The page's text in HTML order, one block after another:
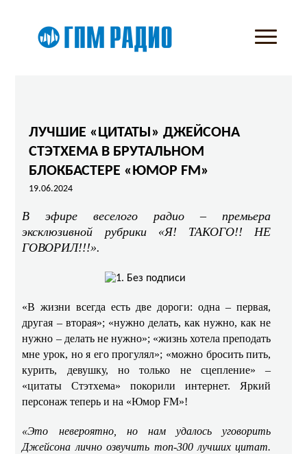
ЛУЧШИЕ «ЦИТАТЫ» ДЖЕЙСОНА
СТЭТХЕМА В БРУТАЛЬНОМ
БЛОКБАСТЕРЕ «ЮМОР FM»
19.06.2024
В эфире веселого радио – премьера
эксклюзивной рубрики «Я! ТАКОГО!! НЕ
ГОВОРИЛ!!!».
«В жизни всегда есть две дороги: одна – первая,
другая – вторая»; «нужно делать, как нужно, как не
нужно – делать не нужно»; «жизнь хотела преподать
мне урок, но я его прогулял»; «можно бросить пить,
курить, девушку, но только не сцепление» –
«цитаты Стэтхема» покорили интернет. Яркий
персонаж теперь и на «Юмор FM»!
«Это невероятно, но нам удалось уговорить
Джейсона лично озвучить топ-300 лучших цитат.